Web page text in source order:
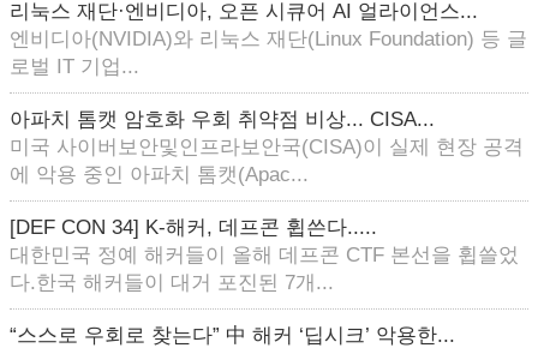
리눅스 재단·엔비디아, 오픈 시큐어 AI 얼라이언스...
엔비디아(NVIDIA)와 리눅스 재단(Linux Foundation) 등 글
로벌 IT 기업...
아파치 톰캣 암호화 우회 취약점 비상... CISA...
미국 사이버보안및인프라보안국(CISA)이 실제 현장 공격
에 악용 중인 아파치 톰캣(Apac...
[DEF CON 34] K-해커, 데프콘 휩쓴다.....
대한민국 정예 해커들이 올해 데프콘 CTF 본선을 휩쓸었
다.한국 해커들이 대거 포진된 7개...
“스스로 우회로 찾는다” 中 해커 ‘딥시크’ 악용한...